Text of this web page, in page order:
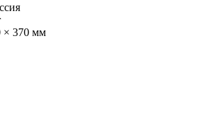
× 370 мм